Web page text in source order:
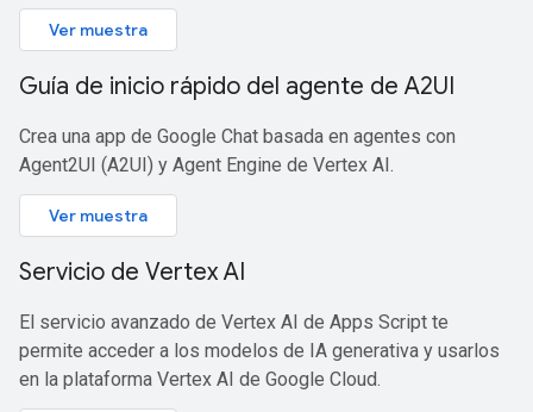
Ver muestra
Guía de inicio rápido del agente de A2UI
Crea una app de Google Chat basada en agentes con
Agent2UI (A2UI) y Agent Engine de Vertex AI.
Ver muestra
Servicio de Vertex AI
El servicio avanzado de Vertex AI de Apps Script te
permite acceder a los modelos de IA generativa y usarlos
en la plataforma Vertex AI de Google Cloud.